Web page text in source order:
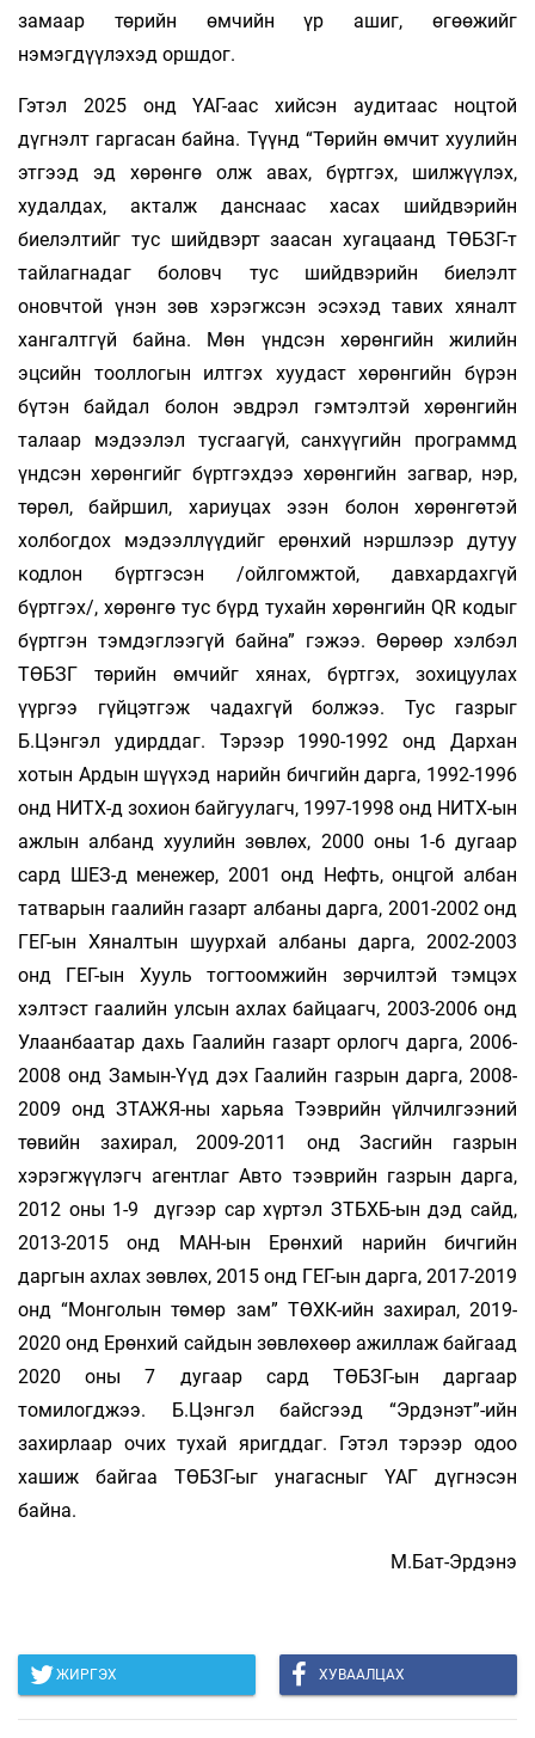
замаар төрийн өмчийн үр ашиг, өгөөжийг
нэмэгдүүлэхэд оршдог.
Гэтэл 2025 онд ҮАГ-аас хийсэн аудитаас ноцтой
дүгнэлт гаргасан байна. Түүнд “Төрийн өмчит хуулийн
этгээд эд хөрөнгө олж авах, бүртгэх, шилжүүлэх,
худалдах, акталж данснаас хасах шийдвэрийн
биелэлтийг тус шийдвэрт заасан хугацаанд ТӨБЗГ-т
тайлагнадаг боловч тус шийдвэрийн биелэлт
оновчтой үнэн зөв хэрэгжсэн эсэхэд тавих хяналт
хангалтгүй байна. Мөн үндсэн хөрөнгийн жилийн
эцсийн тооллогын илтгэх хуудаст хөрөнгийн бүрэн
бүтэн байдал болон эвдрэл гэмтэлтэй хөрөнгийн
талаар мэдээлэл тусгаагүй, санхүүгийн программд
үндсэн хөрөнгийг бүртгэхдээ хөрөнгийн загвар, нэр,
төрөл, байршил, хариуцах эзэн болон хөрөнгөтэй
холбогдох мэдээллүүдийг ерөнхий нэршлээр дутуу
кодлон бүртгэсэн /ойлгомжтой, давхардахгүй
бүртгэх/, хөрөнгө тус бүрд тухайн хөрөнгийн QR кодыг
бүртгэн тэмдэглээгүй байна” гэжээ. Өөрөөр хэлбэл
ТӨБЗГ төрийн өмчийг хянах, бүртгэх, зохицуулах
үүргээ гүйцэтгэж чадахгүй болжээ. Тус газрыг
Б.Цэнгэл удирддаг. Тэрээр 1990-1992 онд Дархан
хотын Ардын шүүхэд нарийн бичгийн дарга, 1992-1996
онд НИТХ-д зохион байгуулагч, 1997-1998 онд НИТХ-ын
ажлын албанд хуулийн зөвлөх, 2000 оны 1-6 дугаар
сард ШЕЗ-д менежер, 2001 онд Нефть, онцгой албан
татварын гаалийн газарт албаны дарга, 2001-2002 онд
ГЕГ-ын Хяналтын шуурхай албаны дарга, 2002-2003
онд ГЕГ-ын Хууль тогтоомжийн зөрчилтэй тэмцэх
хэлтэст гаалийн улсын ахлах байцаагч, 2003-2006 онд
Улаанбаатар дахь Гаалийн газарт орлогч дарга, 2006-
2008 онд Замын-Үүд дэх Гаалийн газрын дарга, 2008-
2009 онд ЗТАЖЯ-ны харьяа Тээврийн үйлчилгээний
төвийн захирал, 2009-2011 онд Засгийн газрын
хэрэгжүүлэгч агентлаг Авто тээврийн газрын дарга,
2012 оны 1-9 дүгээр сар хүртэл ЗТБХБ-ын дэд сайд,
2013-2015 онд МАН-ын Ерөнхий нарийн бичгийн
даргын ахлах зөвлөх, 2015 онд ГЕГ-ын дарга, 2017-2019
онд “Монголын төмөр зам” ТӨХК-ийн захирал, 2019-
2020 онд Ерөнхий сайдын зөвлөхөөр ажиллаж байгаад
2020 оны 7 дугаар сард ТӨБЗГ-ын даргаар
томилогджээ. Б.Цэнгэл байсгээд “Эрдэнэт”-ийн
захирлаар очих тухай яригддаг. Гэтэл тэрээр одоо
хашиж байгаа ТӨБЗГ-ыг унагасныг ҮАГ дүгнэсэн
байна.
М.Бат-Эрдэнэ
ЖИРГЭХ ХУВААЛЦАХ